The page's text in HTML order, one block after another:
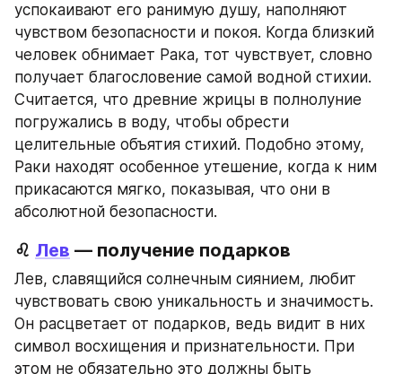
успокаивают его ранимую душу, наполняют
чувством безопасности и покоя. Когда близкий
человек обнимает Рака, тот чувствует, словно
получает благословение самой водной стихии.
Считается, что древние жрицы в полнолуние
погружались в воду, чтобы обрести
целительные объятия стихий. Подобно этому,
Раки находят особенное утешение, когда к ним
прикасаются мягко, показывая, что они в
абсолютной безопасности.
♌ Лев — получение подарков
Лев, славящийся солнечным сиянием, любит
чувствовать свою уникальность и значимость.
Он расцветает от подарков, ведь видит в них
символ восхищения и признательности. При
этом не обязательно это должны быть